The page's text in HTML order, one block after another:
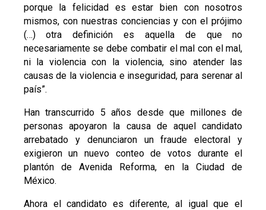
porque la felicidad es estar bien con nosotros
mismos, con nuestras conciencias y con el prójimo
(…) otra definición es aquella de que no
necesariamente se debe combatir el mal con el mal,
ni la violencia con la violencia, sino atender las
causas de la violencia e inseguridad, para serenar al
país”.
Han transcurrido 5 años desde que millones de
personas apoyaron la causa de aquel candidato
arrebatado y denunciaron un fraude electoral y
exigieron un nuevo conteo de votos durante el
plantón de Avenida Reforma, en la Ciudad de
México.
Ahora el candidato es diferente, al igual que el